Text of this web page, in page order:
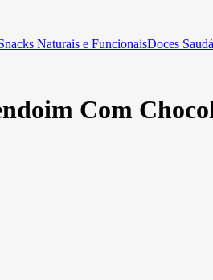
Naturais e FuncionaisDoces
Com